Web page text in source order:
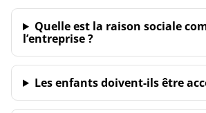
Quelle est la raison sociale
l’entreprise ?
Les enfants doivent-ils être